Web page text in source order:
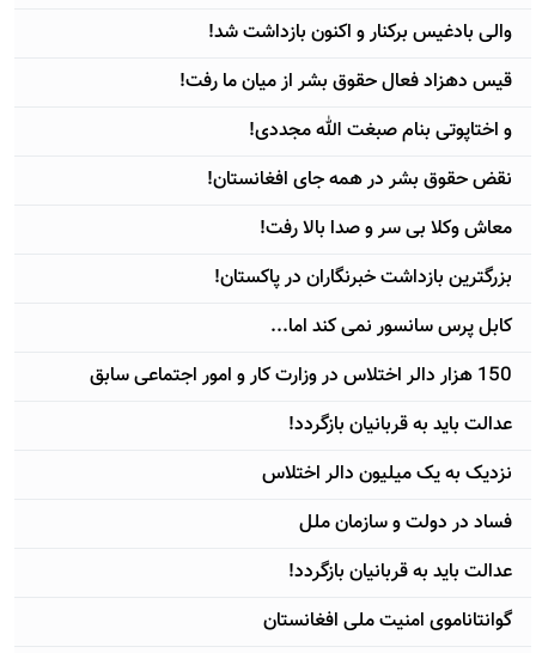
والی بادغيس برکنار و اکنون بازداشت شد!
قيس دهزاد فعال حقوق بشر از ميان ما رفت!
و اختاپوتی بنام صبغت الله مجددی!
نقض حقوق بشر در همه جای افغانستان!
معاش وکلا بی سر و صدا بالا رفت!
بزرگترين بازداشت خبرنگاران در پاکستان!
کابل پرس سانسور نمی کند اما...
150 هزار دالر اختلاس در وزارت کار و امور اجتماعی سابق
عدالت بايد به قربانيان بازگردد!
نزديک به يک ميليون دالر اختلاس
فساد در دولت و سازمان ملل
عدالت بايد به قربانيان بازگردد!
گوانتاناموی امنيت ملی افغانستان